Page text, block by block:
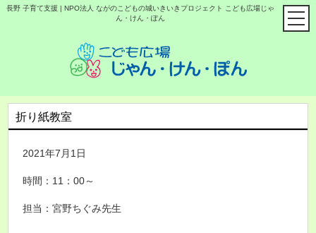
長野 子育て支援 | NPO法人 ながのこどもの城いきいきプロジェクト こども広場じゃ
ん・けん・ぽん
折り紙教室
2021年7月1日
時間：11：00～
担当：宮野ちぐみ先生